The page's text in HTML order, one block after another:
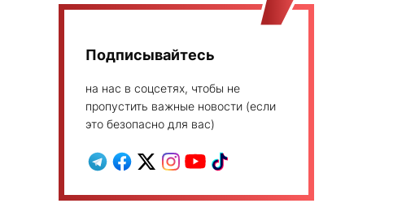
Подписывайтесь
на нас в соцсетях, чтобы не
пропустить важные новости (если
это безопасно для вас)